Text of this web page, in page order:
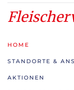
HOME
STANDORTE &
AKTIONEN